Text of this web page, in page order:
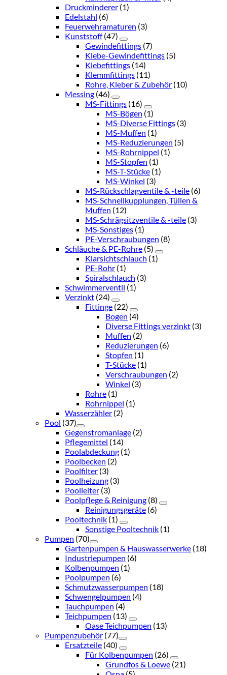
Druckminderer (1)
Edelstahl (6)
Feuerwehramaturen (3)
Kunststoff (47)
Gewindefittings (7)
Klebe-Gewindefittings (5)
Klebefittings (14)
Klemmfittings (11)
Rohre, Kleber & Zubehör (10)
Messing (46)
MS-Fittings (16)
MS-Bögen (1)
MS-Diverse Fittings (3)
MS-Muffen (1)
MS-Reduzierungen (5)
MS-Rohrnippel (1)
MS-Stopfen (1)
MS-T-Stücke (1)
MS-Winkel (3)
MS-Rückschlagventile & -teile (6)
MS-Schnellkupplungen, Tüllen &
Muffen (12)
MS-Schrägsitzventile & -teile (3)
MS-Sonstiges (1)
PE-Verschraubungen (8)
Schläuche & PE-Rohre (5)
Klarsichtschlauch (1)
PE-Rohr (1)
Spiralschlauch (3)
Schwimmerventil (1)
Verzinkt (24)
Fittinge (22)
Bogen (4)
Diverse Fittings verzinkt (3)
Muffen (2)
Reduzierungen (6)
Stopfen (1)
T-Stücke (1)
Verschraubungen (2)
Winkel (3)
Rohre (1)
Rohrnippel (1)
Wasserzähler (2)
Pool (37)
Gegenstromanlage (2)
Pflegemittel (14)
Poolabdeckung (1)
Poolbecken (2)
Poolfilter (3)
Poolheizung (3)
Poolleiter (3)
Poolpflege & Reinigung (8)
Reinigungsgeräte (6)
Pooltechnik (1)
Sonstige Pooltechnik (1)
Pumpen (70)
Gartenpumpen & Hauswasserwerke (18)
Industriepumpen (6)
Kolbenpumpen (1)
Poolpumpen (6)
Schmutzwasserpumpen (18)
Schwengelpumpen (4)
Tauchpumpen (4)
Teichpumpen (13)
Oase Teichpumpen (13)
Pumpenzubehör (77)
Ersatzteile (40)
Für Kolbenpumpen (26)
Grundfos & Loewe (21)